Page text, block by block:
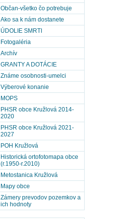
Občan-všetko čo potrebuje
Ako sa k nám dostanete
ÚDOLIE SMRTI
Fotogaléria
Archív
GRANTY A DOTÁCIE
Známe osobnosti-umelci
Výberové konanie
MOPS
PHSR obce Kružlová 2014-
2020
PHSR obce Kružlová 2021-
2027
POH Kružlová
Historická ortofotomapa obce
(r.1950-r.2010)
Metostanica Kružlová
Mapy obce
Zámery prevodov pozemkov a
ich hodnoty